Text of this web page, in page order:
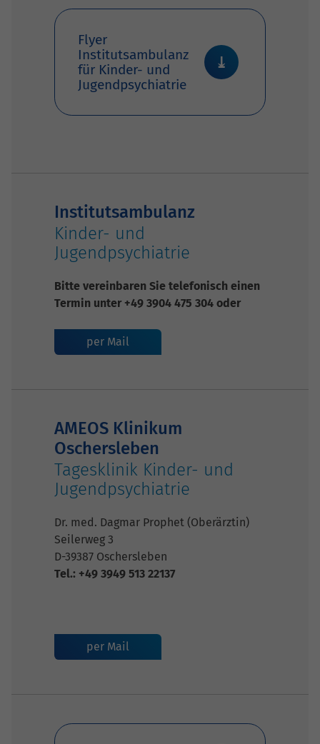
Flyer
Institutsambulanz
für Kinder- und
Jugendpsychiatrie
Institutsambulanz
Kinder- und
Jugendpsychiatrie
Bitte vereinbaren Sie telefonisch einen
Termin unter +49 3904 475 304 oder
per Mail
AMEOS Klinikum
Oschersleben
Tagesklinik Kinder- und
Jugendpsychiatrie
Dr. med. Dagmar Prophet (Oberärztin)
Seilerweg 3
D-39387 Oschersleben
Tel.: +49 3949 513 22137
per Mail